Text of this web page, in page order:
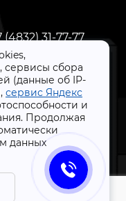
, сервисы сбора
(данные об IP-
сервис Яндекс
и
Продолжая
данных
(4832) 31-77-77
сервисов Яндекс